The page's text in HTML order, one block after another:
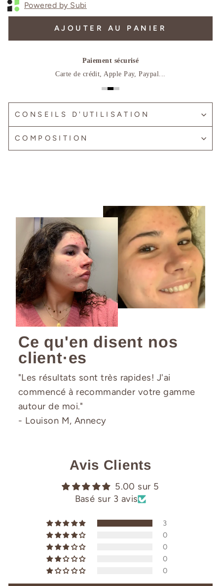
Powered by Subi
AJOUTER AU PANIER
Paiement sécurisé
Carte de crédit, Apple Pay, Paypal...
CONSEILS D'UTILISATION
COMPOSITION
Ce qu'en disent nos
client·es
"Les résultats sont très rapides! J'ai
commencé à recommander votre gamme
autour de moi."
- Louison M, Annecy
Avis Clients
5.00 sur 5
Basé sur 3 avis
3
0
0
0
0